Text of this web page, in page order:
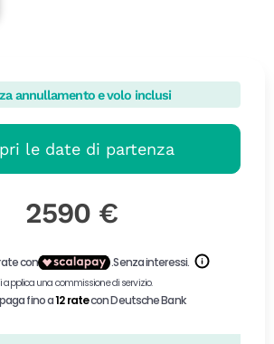
annullamento e volo inclusi
le date di partenza
2590 €